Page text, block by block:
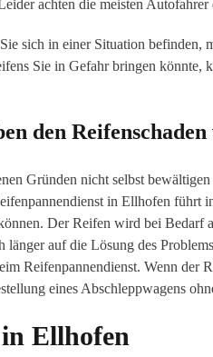
achten die meisten Autofahrer
sich in einer Situation befinden,
Sie in Gefahr bringen könnte,
den
Gründen nicht selbst
in Ellhofen führt
Der Reifen wird bei Bedarf
auf die Lösung des
Reifenpannendienst. Wenn der
eines Abschleppwagens
Ellhofen